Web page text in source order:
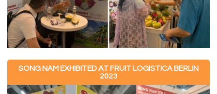
SONG NAM EXHIBITED AT FRUIT LOGISTICA BERLIN
2023